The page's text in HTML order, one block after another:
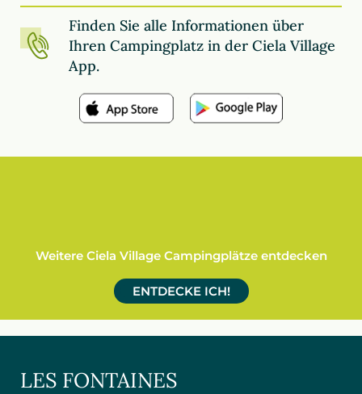
Finden Sie alle Informationen über
Ihren Campingplatz in der Ciela Village
App.
Weitere Ciela Village Campingplätze entdecken
ENTDECKE ICH!
LES FONTAINES